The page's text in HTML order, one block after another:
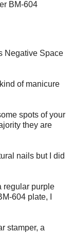
BM-604
Negative Space
of manicure
spots of your
they are
nails but I did
regular purple
604 plate, I
stamper, a